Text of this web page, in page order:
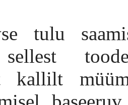
tulu
kallilt